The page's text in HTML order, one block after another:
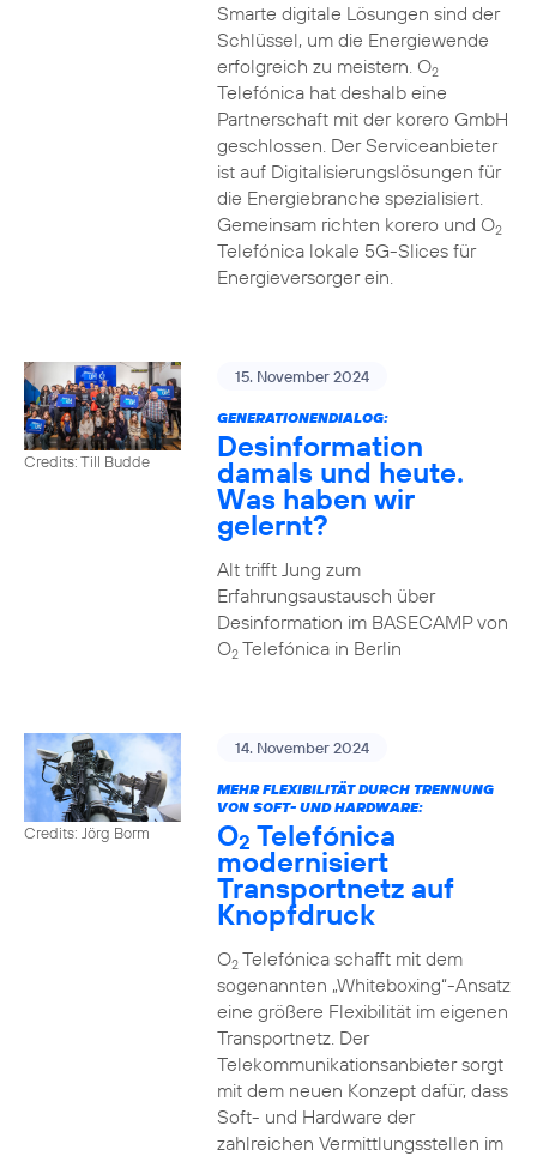
Smarte digitale Lösungen sind der
Schlüssel, um die Energiewende
erfolgreich zu meistern. O2
Telefónica hat deshalb eine
Partnerschaft mit der korero GmbH
geschlossen. Der Serviceanbieter
ist auf Digitalisierungslösungen für
die Energiebranche spezialisiert.
Gemeinsam richten korero und O2
Telefónica lokale 5G-Slices für
Energieversorger ein.
Credits: Till Budde
15. November 2024
GENERATIONENDIALOG:
Desinformation
damals und heute.
Was haben wir
gelernt?
Alt trifft Jung zum
Erfahrungsaustausch über
Desinformation im BASECAMP von
O2Telefónica in Berlin
Credits: Jörg Borm
14. November 2024
MEHR FLEXIBILITÄT DURCH TRENNUNG
VON SOFT- UND HARDWARE:
O2 Telefónica
modernisiert
Transportnetz auf
Knopfdruck
O2Telefónica schafft mit dem
sogenannten „Whiteboxing“-Ansatz
eine größere Flexibilität im eigenen
Transportnetz. Der
Telekommunikationsanbieter sorgt
mit dem neuen Konzept dafür, dass
Soft- und Hardware der
zahlreichen Vermittlungsstellen im